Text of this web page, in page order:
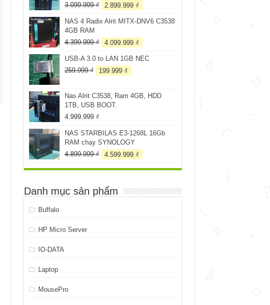
3.099.999₫
Giá
là:
2.899.999 ₫
tại
NAS 4 Radix Alrit MITX-DNV6 C3538
4GB RAM
4.399.999₫
Giá
là:
4.399.999 ₫.
4.099.999 ₫
tại
USB-A 3.0 to LAN 1GB NEC
259.999₫
Giá
259.999 ₫.
199.999 ₫
là:
Nas Alrit C3538, Ram 4GB, HDD
1TB, USB BOOT.
4.999.999 ₫
NAS STARBILAS E3-1268L 16Gb
RAM chạy SYNOLOGY
4.899.999₫
Giá
là:
4.599.999 ₫
tại
4.599.999 ₫.
Danh mục sản phẩm
Buffalo
HP Micro Server
IO-DATA
Laptop
MousePro